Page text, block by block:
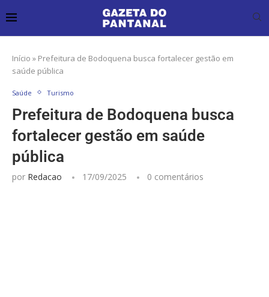
Início » Prefeitura de Bodoquena busca fortalecer gestão em
saúde pública
Saúde Turismo
Prefeitura de Bodoquena busca
fortalecer gestão em saúde
pública
por Redacao 17/09/2025 0 comentários